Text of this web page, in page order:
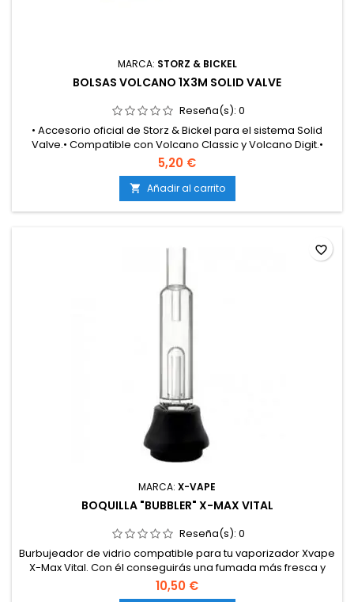
MARCA: STORZ & BICKEL
BOLSAS VOLCANO 1X3M SOLID VALVE
Reseña(s): 0
• Accesorio oficial de Storz & Bickel para el sistema Solid
Valve.• Compatible con Volcano Classic y Volcano Digit.•
Incluye 1 rollo de bolsa de 3 m de largo (1 m de ancho).•
Material resistente al calor, neutro al sabor y sin olores.•
Permite fabricar bolsas a medida, personalizando la
longitud.• Mantiene la pureza, densidad y calidad del
vapor.•...
5,20 €
 Añadir al carrito
MARCA: X-VAPE
BOQUILLA "BUBBLER" X-MAX VITAL
Reseña(s): 0
Burbujeador de vidrio compatible para tu vaporizador Xvape
X-Max Vital. Con él conseguirás una fumada más fresca y
suave gracias a su sistema de filtrado mediante burbujas.
10,50 €
favorite_border